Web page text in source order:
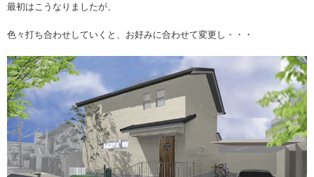
最初はこうなりましたが、
色々打ち合わせしていくと、お好みに合わせて変更し・・・